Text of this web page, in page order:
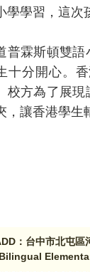
學學習，這次
普霖斯頓雙
十分開心。
校方為了展
，讓香港學生
：台中市北屯